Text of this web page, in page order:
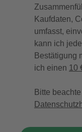
Kaufdaten,
umfasst,
kann ich
Bestätigung
ich einen 10
Bitte